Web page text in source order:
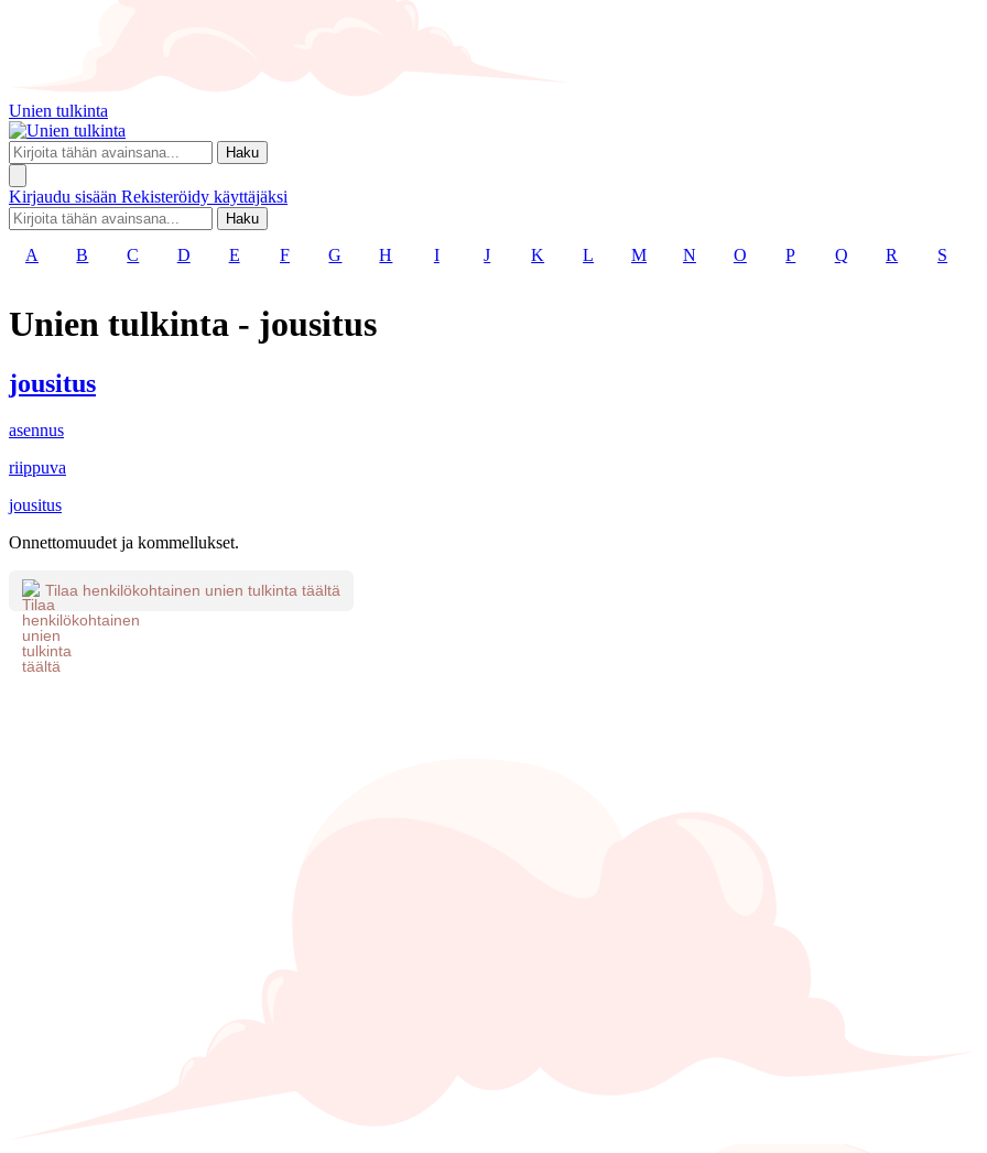
Unien tulkinta
Haku
Kirjaudu sisään Rekisteröidy käyttäjäksi
Haku
A B C D E F G H I J K L M N O P Q R S
Unien tulkinta - jousitus
jousitus
asennus
riippuva
jousitus
Onnettomuudet ja kommellukset.
Tilaa henkilökohtainen unien tulkinta täältä